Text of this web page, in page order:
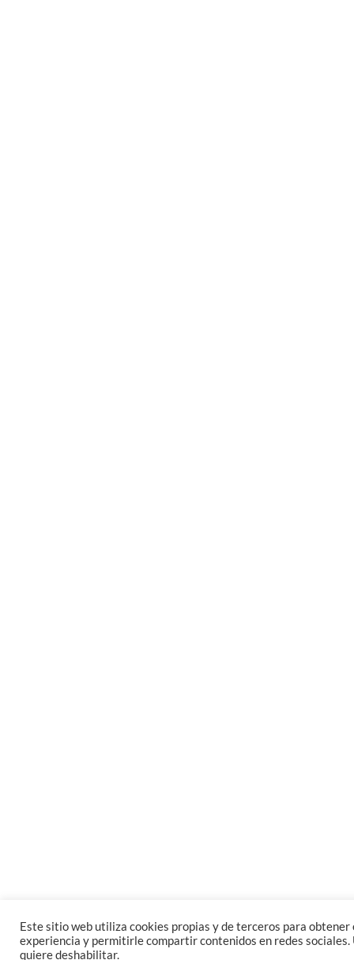
Este sitio web utiliza cookies propias y de terceros para
experiencia y permitirle compartir contenidos en redes
quiere deshabilitar.